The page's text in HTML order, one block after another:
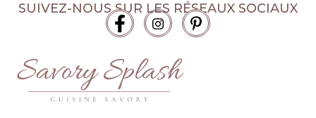
SUIVEZ-NOUS SUR LES RÉSEAUX SOCIAUX